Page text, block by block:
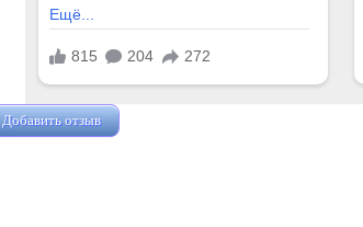
Добавить отзыв